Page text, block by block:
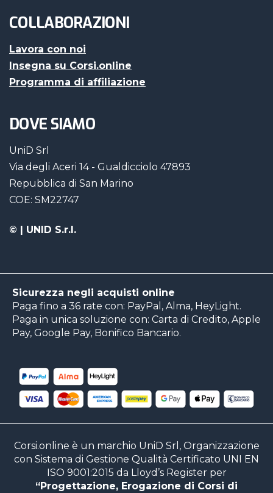
COLLABORAZIONI
Lavora con noi
Insegna su Corsi.online
Programma di affiliazione
DOVE SIAMO
UniD Srl
Via degli Aceri 14 - Gualdicciolo 47893
Repubblica di San Marino
COE: SM22747
© | UNID S.r.l.
Sicurezza negli acquisti online
Paga fino a 36 rate con: PayPal, Alma, HeyLight.
Paga in unica soluzione con: Carta di Credito, Apple
Pay, Google Pay, Bonifico Bancario.
Corsi.online è un marchio UniD Srl, Organizzazione
con Sistema di Gestione Qualità Certificato UNI EN
ISO 9001:2015 da Lloyd’s Register per
“Progettazione, Erogazione di Corsi di